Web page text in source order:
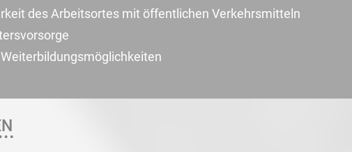
des Arbeitsortes mit öffentlichen Verkehrsmitteln